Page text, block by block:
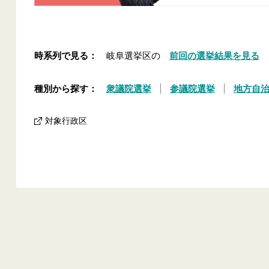
時系列で見る： 岐阜選挙区の 前回の選挙結果を見る
種別から探す： 衆議院選挙 参議院選挙 地方自
対象行政区